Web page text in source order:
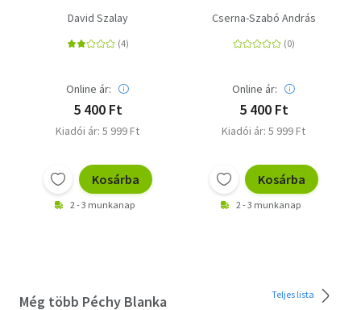
David Szalay
Online ár:
5 400 Ft
Kiadói ár: 5 999 Ft
Kosárba
2 - 3 munkanap
Cserna-Szabó András
Online ár:
5 400 Ft
Kiadói ár: 5 999 Ft
Kosárba
2 - 3 munkanap
Még több Péchy Blanka Teljes lista